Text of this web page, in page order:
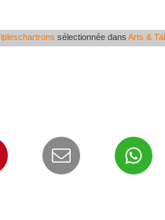
lpleschartrons sélectionnée dans Arts &